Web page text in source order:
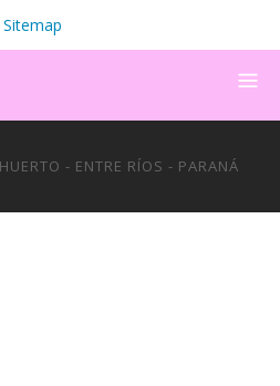
Sitemap
- ENTRE RÍOS - PARANÁ